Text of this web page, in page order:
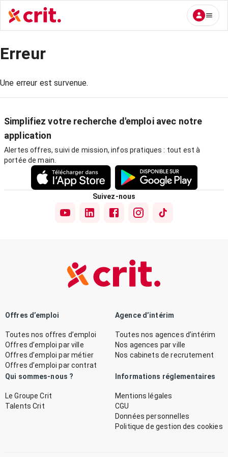
Erreur
Une erreur est survenue.
Simplifiez votre recherche d'emploi avec notre
application
Alertes offres, suivi de mission, infos pratiques : tout est à
portée de main.
Suivez-nous
Offres d’emploi
Toutes nos offres d’emploi
Offres d’emploi par ville
Offres d’emploi par métier
Offres d’emploi par contrat
Agence d’intérim
Toutes nos agences d’intérim
Nos agences par ville
Nos cabinets de recrutement
Qui sommes-nous ?
Le Groupe Crit
Talents Crit
Informations réglementaires
Mentions légales
CGU
Données personnelles
Politique de gestion des cookies